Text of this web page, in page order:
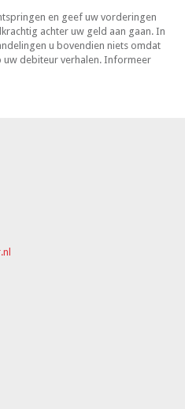
en geef uw vorderingen
achter uw geld aan gaan. In
u bovendien niets omdat
uw debiteur verhalen. Informeer